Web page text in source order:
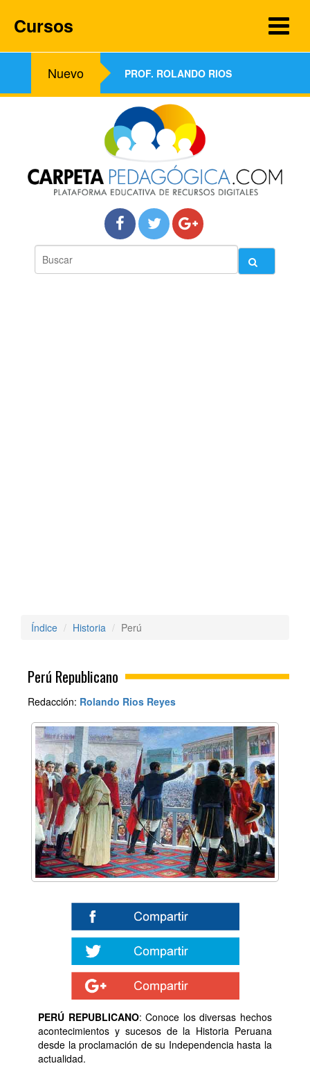
Nuevo PROF. ROLANDO RIOS
Cursos
Índice Historia Perú
Perú Republicano
Redacción: Rolando Rios Reyes
PERÚ REPUBLICANO: Conoce los diversas hechos
acontecimientos y sucesos de la Historia Peruana
desde la proclamación de su Independencia hasta la
actualidad.